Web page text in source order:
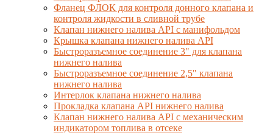
Фланец ФЛОК для контроля донного клапана и
контроля жидкости в сливной трубе
Клапан нижнего налива API с манифольдом
Крышка клапана нижнего налива API
Быстроразъемное соединение 3" для клапана
нижнего налива
Быстроразъемное соединение 2,5" клапана
нижнего налива
Интерлок клапана нижнего налива
Прокладка клапана API нижнего налива
Клапан нижнего налива API с механическим
индикатором топлива в отсеке